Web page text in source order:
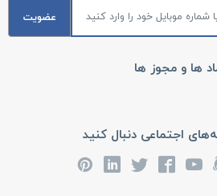
عضویت
ها و مجوز ها
اجتماعی دنبال کنید